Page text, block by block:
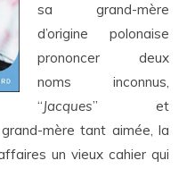
sa grand-mère
d’origine polonaise
prononcer deux
noms inconnus,
“Jacques” et
mère tant aimée, la
un vieux cahier qui